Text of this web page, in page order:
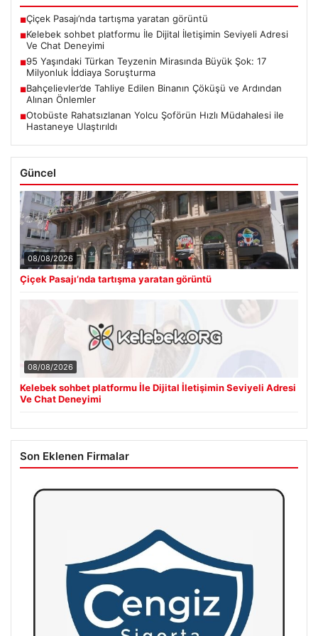
■Çiçek Pasajı’nda tartışma yaratan görüntü
■Kelebek sohbet platformu İle Dijital İletişimin Seviyeli Adresi
Ve Chat Deneyimi
■95 Yaşındaki Türkan Teyzenin Mirasında Büyük Şok: 17
Milyonluk İddiaya Soruşturma
■Bahçelievler’de Tahliye Edilen Binanın Çöküşü ve Ardından
Alınan Önlemler
■Otobüste Rahatsızlanan Yolcu Şoförün Hızlı Müdahalesi ile
Hastaneye Ulaştırıldı
Güncel
08/08/2026
Çiçek Pasajı’nda tartışma yaratan görüntü
08/08/2026
Kelebek sohbet platformu İle Dijital İletişimin Seviyeli Adresi
Ve Chat Deneyimi
Son Eklenen Firmalar